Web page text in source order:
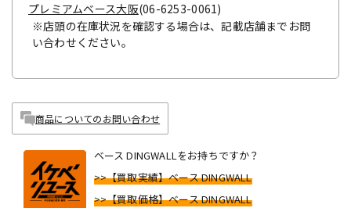
プレミアムベース大阪(06-6253-0061)
※店頭の在庫状況を確認する場合は、記載店舗までお問
い合わせください。
商品についてのお問い合わせ
ベース DINGWALLをお持ちですか？
>>【買取実績】ベース DINGWALL
>>【買取価格】ベース DINGWALL